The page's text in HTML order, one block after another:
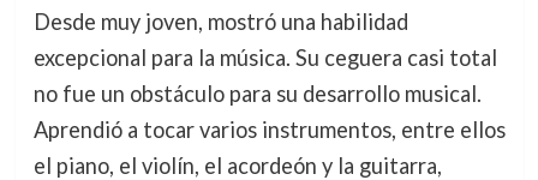
Desde muy joven, mostró una habilidad
excepcional para la música. Su ceguera casi total
no fue un obstáculo para su desarrollo musical.
Aprendió a tocar varios instrumentos, entre ellos
el piano, el violín, el acordeón y la guitarra,